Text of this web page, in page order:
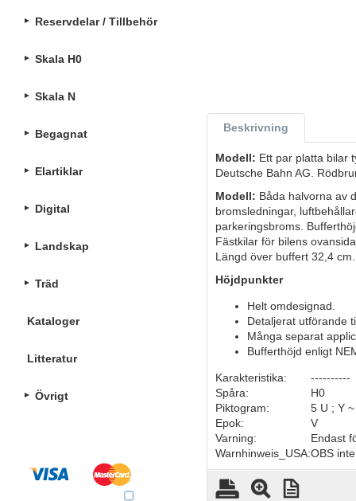
Reservdelar / Tillbehör
Skala H0
Skala N
Begagnat
Elartiklar
Digital
Landskap
Träd
Kataloger
Litteratur
Övrigt
Beskrivning
Modell: Ett par platta bilar
Deutsche Bahn AG.
Modell: Båda halvorna av
bromsledningar,
parkeringsbroms.
Fästkilar för bilens
Längd över buffert 32,4
Höjdpunkter
Helt omdesignad.
Detaljerat utförande
Många separat
Bufferthöjd enligt
Karakteristika:
----------
Spåra:
H0
Piktogram:
5 U ; Y ~
Epok:
V
Varning:
Endast
Warnhinweis_USA:OBS